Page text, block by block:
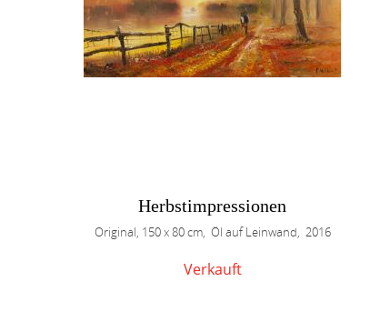
Herbstimpressionen
Original, 150 x 80 cm, Öl auf Leinwand, 2016
Verkauft